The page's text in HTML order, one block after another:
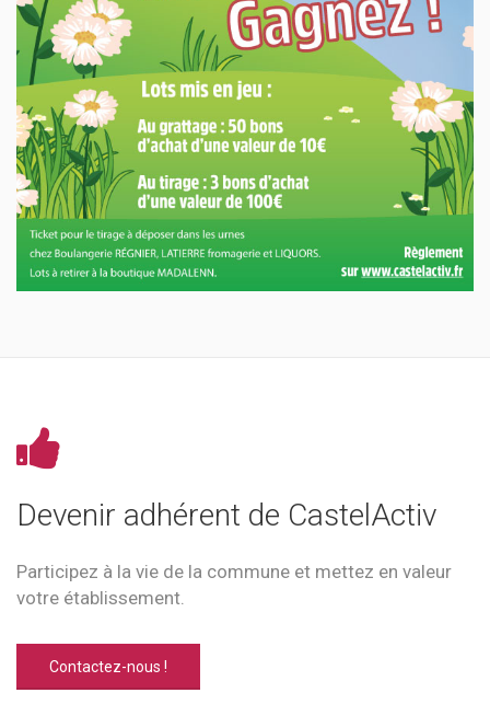
Devenir adhérent de CastelActiv
Participez à la vie de la commune et mettez en valeur
votre établissement.
Contactez-nous !